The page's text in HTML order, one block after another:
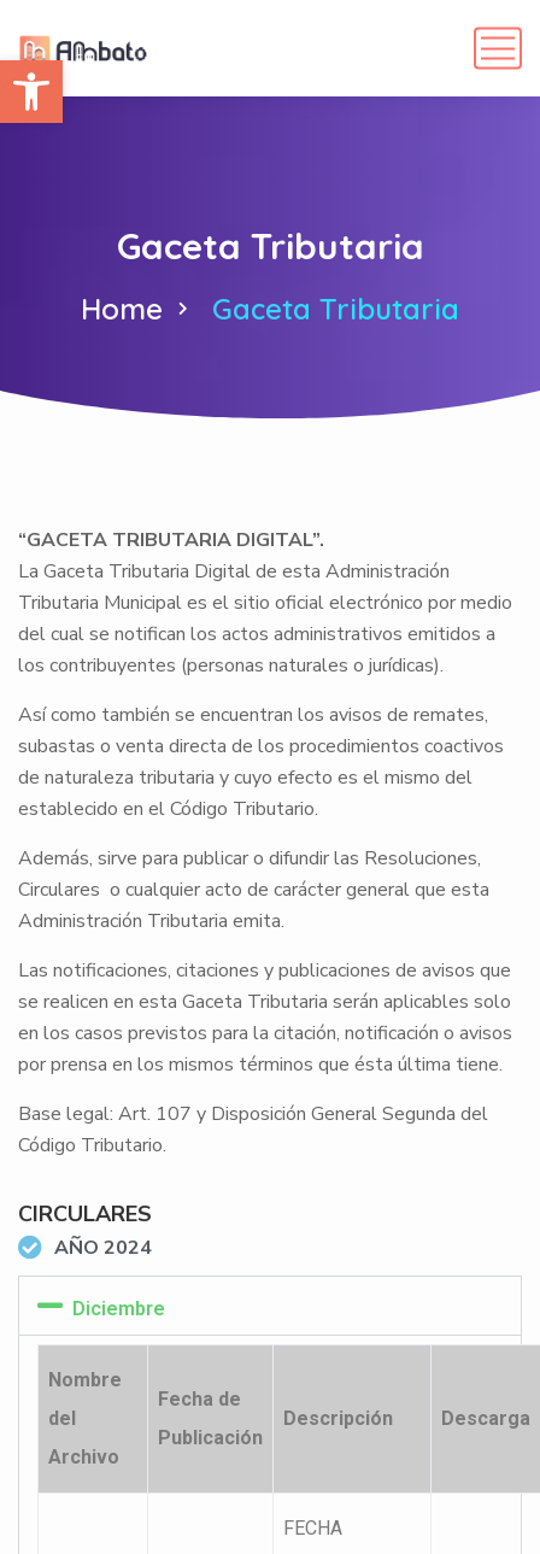
Abrir barra de herramientas
Gaceta Tributaria
Home Gaceta Tributaria
“GACETA TRIBUTARIA DIGITAL”.
La Gaceta Tributaria Digital de esta Administración
Tributaria Municipal es el sitio oficial electrónico por medio
del cual se notifican los actos administrativos emitidos a
los contribuyentes (personas naturales o jurídicas).
Así como también se encuentran los avisos de remates,
subastas o venta directa de los procedimientos coactivos
de naturaleza tributaria y cuyo efecto es el mismo del
establecido en el Código Tributario.
Además, sirve para publicar o difundir las Resoluciones,
Circulares o cualquier acto de carácter general que esta
Administración Tributaria emita.
Las notificaciones, citaciones y publicaciones de avisos que
se realicen en esta Gaceta Tributaria serán aplicables solo
en los casos previstos para la citación, notificación o avisos
por prensa en los mismos términos que ésta última tiene.
Base legal: Art. 107 y Disposición General Segunda del
Código Tributario.
CIRCULARES
AÑO 2024
Diciembre
Nombre
del
Archivo
Fecha de
Publicación
Descripción Descarga
FECHA